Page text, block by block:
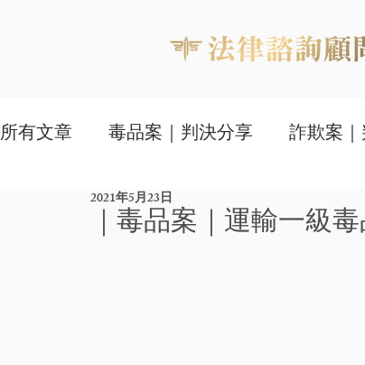
所有文章 毒品案｜判決分享 詐欺案
家事判決與知識文
｜毒品案｜運輸一級
2021年5月23日